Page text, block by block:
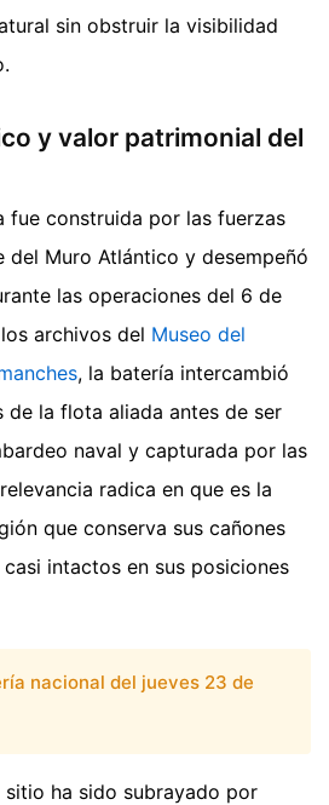
sin obstruir la visibilidad
y valor patrimonial del
fue construida por las fuerzas
del Muro Atlántico y desempeñó
las operaciones del 6 de
archivos del Museo del
, la batería intercambió
de la flota aliada antes de ser
naval y capturada por las
radica en que es la
que conserva sus cañones
intactos en sus posiciones
nacional del jueves 23 de
ha sido subrayado por